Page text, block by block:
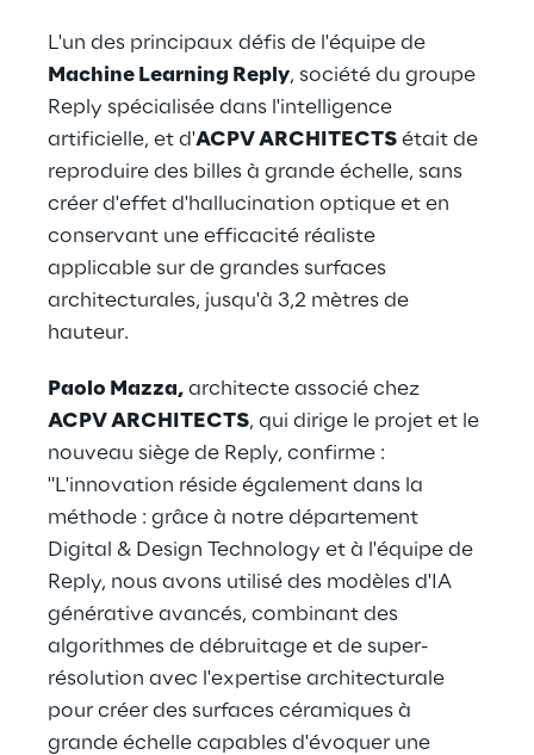
L'un des principaux défis de l'équipe de
Machine Learning Reply, société du groupe
Reply spécialisée dans l'intelligence
artificielle, et d'ACPV ARCHITECTS était de
reproduire des billes à grande échelle, sans
créer d'effet d'hallucination optique et en
conservant une efficacité réaliste
applicable sur de grandes surfaces
architecturales, jusqu'à 3,2 mètres de
hauteur.
Paolo Mazza, architecte associé chez
ACPV ARCHITECTS, qui dirige le projet et le
nouveau siège de Reply, confirme :
"L'innovation réside également dans la
méthode : grâce à notre département
Digital & Design Technology et à l'équipe de
Reply, nous avons utilisé des modèles d'IA
générative avancés, combinant des
algorithmes de débruitage et de super-
résolution avec l'expertise architecturale
pour créer des surfaces céramiques à
grande échelle capables d'évoquer une